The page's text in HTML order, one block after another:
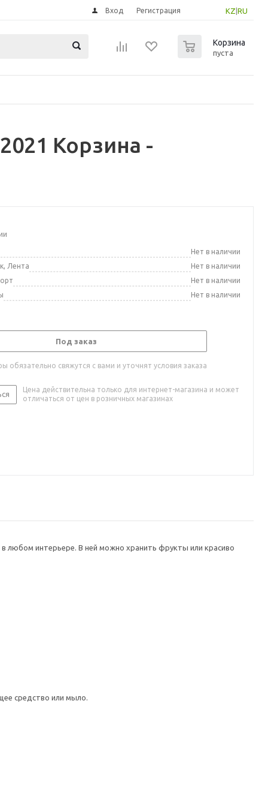
KZ RU
Вход Регистрация
Корзина
пуста
Корзина -
Нет в наличии
Лента
Нет в наличии
Нет в наличии
Нет в наличии
Под заказ
обязательно свяжутся с вами и уточнят условия заказа
Цена действительна только для интернет-магазина и может
отличаться от цен в розничных магазинах
любом интерьере. В ней можно хранить фрукты или красиво
средство или мыло.